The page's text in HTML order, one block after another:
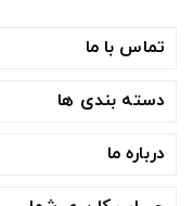
تماس با ما
دسته بندی ها
درباره ما